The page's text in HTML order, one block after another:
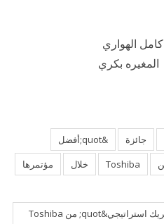
الهواري
المغيره بكري
جائزة
&quot;أفضل
Toshiba خلال
مؤتمرها
بى تك تحصد جائزة &quot;أفضل شريك استراتيجي&quot; من Toshiba